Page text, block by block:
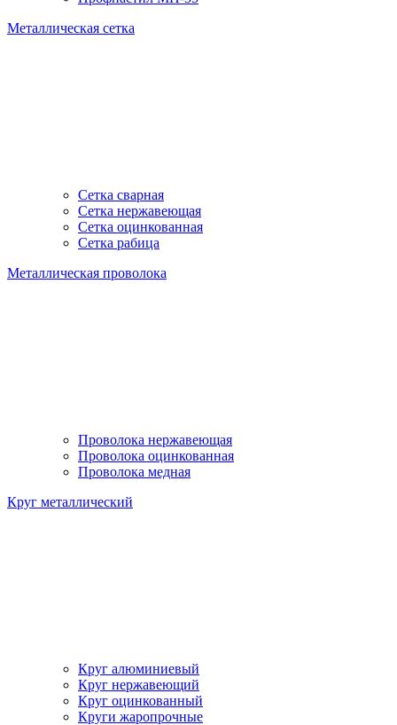
Металлическая сетка
Сетка сварная
Сетка нержавеющая
Сетка оцинкованная
Сетка рабица
Металлическая проволока
Проволока нержавеющая
Проволока оцинкованная
Проволока медная
Круг металлический
Круг алюминиевый
Круг нержавеющий
Круг оцинкованный
Круги жаропрочные